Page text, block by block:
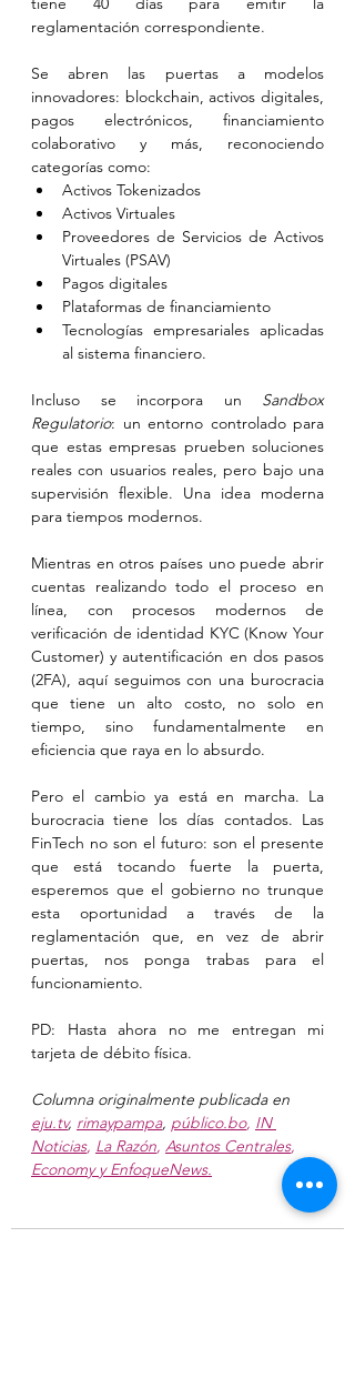
reglamentación correspondiente.
Se abren las puertas a modelos
innovadores: blockchain, activos digitales,
pagos electrónicos, financiamiento
colaborativo y más, reconociendo
categorías como:
Activos Tokenizados
Activos Virtuales
Proveedores de Servicios de Activos
Virtuales (PSAV)
Pagos digitales
Plataformas de financiamiento
Tecnologías empresariales aplicadas
al sistema financiero.
Incluso se incorpora un Sandbox
Regulatorio: un entorno controlado para
que estas empresas prueben soluciones
reales con usuarios reales, pero bajo una
supervisión flexible. Una idea moderna
para tiempos modernos.
Mientras en otros países uno puede abrir
cuentas realizando todo el proceso en
línea, con procesos modernos de
verificación de identidad KYC (Know Your
Customer) y autentificación en dos pasos
(2FA), aquí seguimos con una burocracia
que tiene un alto costo, no solo en
tiempo, sino fundamentalmente en
eficiencia que raya en lo absurdo.
Pero el cambio ya está en marcha. La
burocracia tiene los días contados. Las
FinTech no son el futuro: son el presente
que está tocando fuerte la puerta,
esperemos que el gobierno no trunque
esta oportunidad a través de la
reglamentación que, en vez de abrir
puertas, nos ponga trabas para el
funcionamiento.
PD: Hasta ahora no me entregan mi
tarjeta de débito física.
Columna originalmente publicada en
eju.tv, rimaypampa, público.bo, IN
Noticias, La Razón, Asuntos Centrales,
Economy y EnfoqueNews.